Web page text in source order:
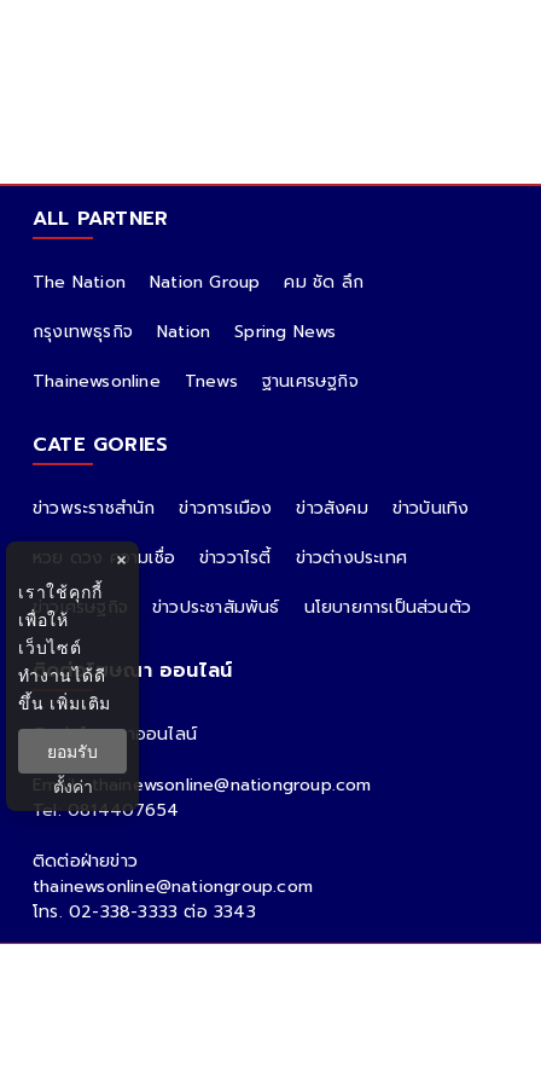
ALL PARTNER
The Nation Nation Group
คม ชัด ลึก
กรุงเทพธุรกิจ
Nation
Spring News
Thainewsonline
Tnews ฐานเศรษฐกิจ
CATE GORIES
ข่าวพระราชสำนัก ข่าวการเมือง ข่าวสังคม
ข่าวบันเทิง
หวย ดวง ความเชื่อ
ข่าววาไรตี้
ข่าวต่างประเทศ
ข่าวเศรษฐกิจ
ข่าวประชาสัมพันธ์ นโยบายการเป็นส่วนตัว
ติดต่อโฆษณา ออนไลน์
ติดต่อโฆษณาออนไลน์
คุณอ้อ
Email : thainewsonline@nationgroup.com
Tel: 0814407654
ติดต่อฝ่ายข่าว
thainewsonline@nationgroup.com
โทร. 02-338-3333 ต่อ 3343
×
เราใช้คุกกี้
เพื่อให้
เว็บไซต์
ทำงานได้ดี
ขึ้น เพิ่มเติม
ยอมรับ
ตั้งค่า